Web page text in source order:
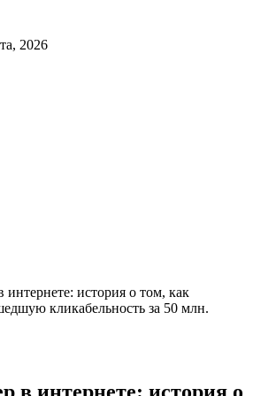
2026
история о том, как
кликабельность за 50 млн.